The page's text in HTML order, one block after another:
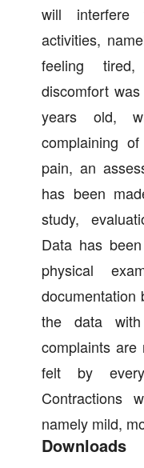
will interfere
activities,
feeling
discomfort
years old,
complaining
pain, an
has been
study,
Data has
physical
documentation
the data
complaints are
felt by
Contractions
namely mild,
Downloads